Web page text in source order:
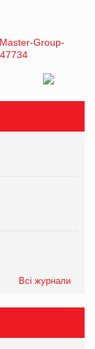
Всі журнали